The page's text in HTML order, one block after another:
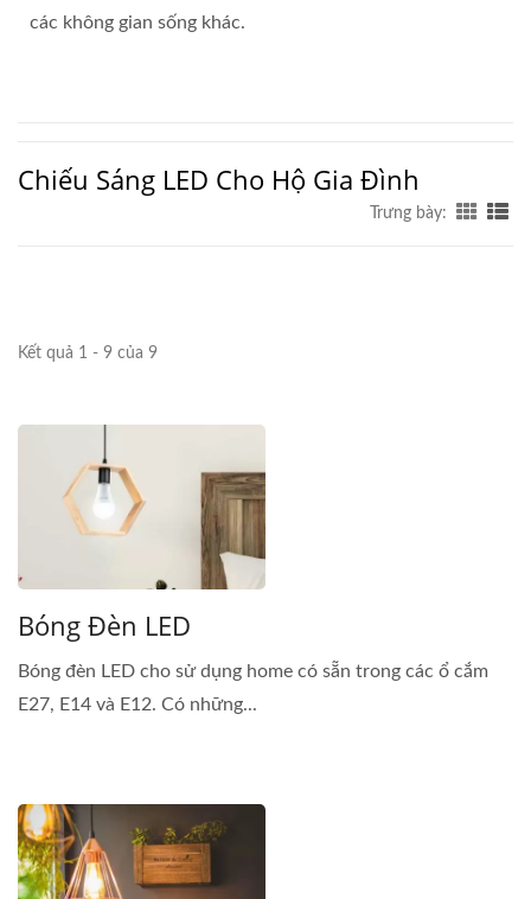
các không gian sống khác.
Chiếu Sáng LED Cho Hộ Gia Đình
Trưng bày:
Kết quả 1 - 9 của 9
Bóng Đèn LED
Bóng đèn LED cho sử dụng home có sẵn trong các ổ cắm
E27, E14 và E12. Có những...